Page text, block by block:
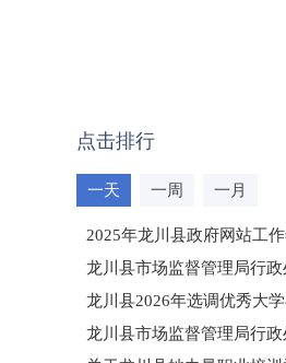
点击排行
一天 一周 一月
2025年龙川县政府网站工
龙川县市场监督管理局行
龙川县2026年选调优秀大
龙川县市场监督管理局行